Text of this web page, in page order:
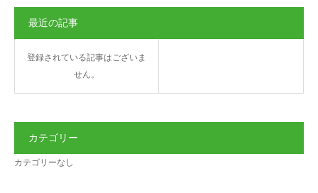
最近の記事
登録されている記事はございま
せん。
カテゴリー
カテゴリーなし